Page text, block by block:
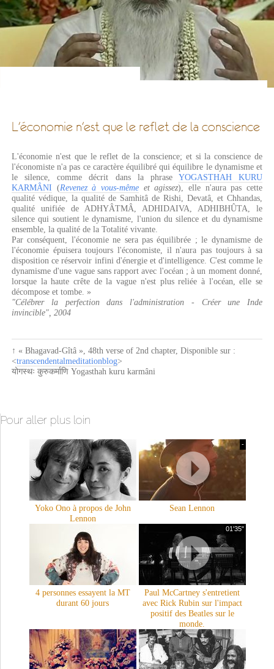
L'économie n'est que le reflet de la conscience
L'économie n'est que le reflet de la conscience; et si la conscience de
l'économiste n'a pas ce caractère équilibré qui équilibre le dynamisme et
le silence, comme décrit dans la phrase YOGASTHAH KURU
KARMÂNI (Revenez à vous-même et agissez), elle n'aura pas cette
qualité védique, la qualité de Samhitâ de Rishi, Devatâ, et Chhandas,
qualité unifiée de ADHYÂTMÂ, ADHIDAIVA, ADHIBHÛTA, le
silence qui soutient le dynamisme, l'union du silence et du dynamisme
ensemble, la qualité de la Totalité vivante.
Par conséquent, l'économie ne sera pas équilibrée ; le dynamisme de
l'économie épuisera toujours l'économiste, il n'aura pas toujours à sa
disposition ce réservoir infini d'énergie et d'intelligence. C'est comme le
dynamisme d'une vague sans rapport avec l'océan ; à un moment donné,
lorsque la haute crête de la vague n'est plus reliée à l'océan, elle se
décompose et tombe. »
"Célébrer la perfection dans l'administration - Créer une Inde
invincible", 2004
↑ « Bhagavad-Gîtâ », 48th verse of 2nd chapter, Disponible sur :
<transcendentalmeditationblog>
योगस्थः कुरुकर्माणि Yogasthah kuru karmâni
Pour aller plus loin
Yoko Ono à propos de John
Lennon
Sean Lennon
-
4 personnes essayent la MT
durant 60 jours
Paul McCartney s'entretient
avec Rick Rubin sur l'impact
positif des Beatles sur le
monde.
01'35"